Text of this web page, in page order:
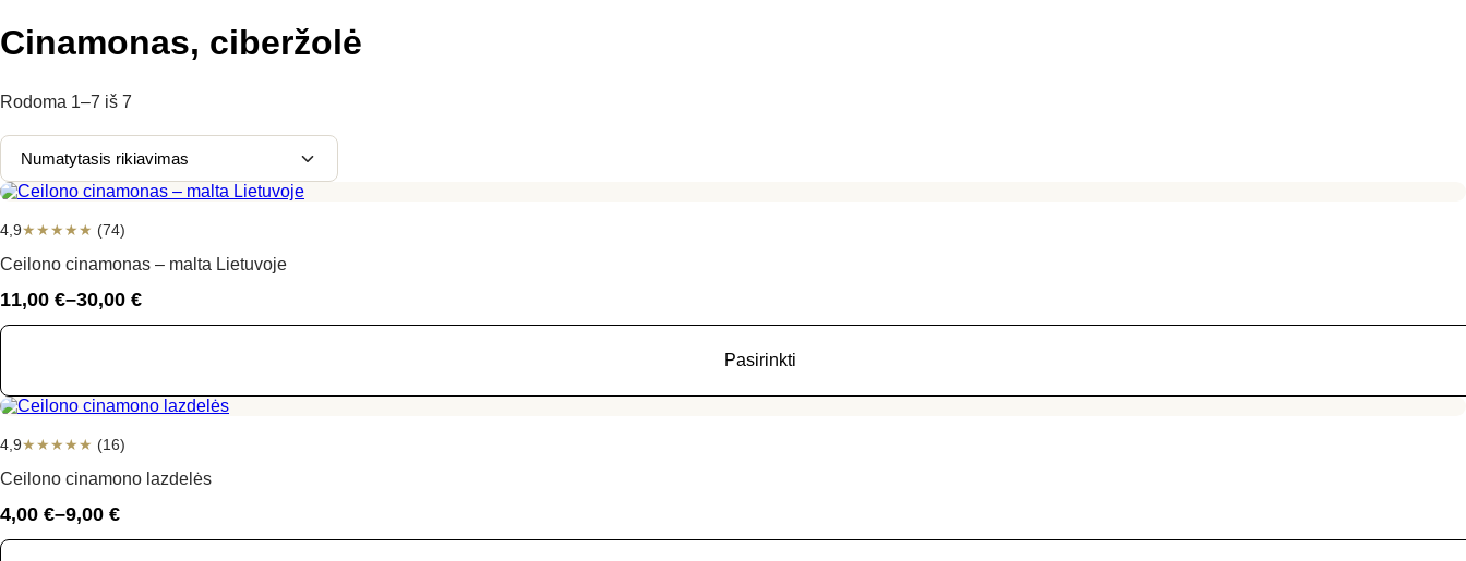
Cinamonas, ciberžolė
Rodoma 1–7 iš 7
4,9★★★★★ (74)
Ceilono cinamonas – malta Lietuvoje
11,00 €–30,00 €
Price
range:
30,00 €
Pasirinkti
4,9★★★★★ (16)
Ceilono cinamono lazdelės
4,00 €–9,00 €
Price
range: